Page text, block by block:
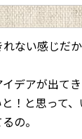
ない感じだ
デアが出て
！と思って、
の。